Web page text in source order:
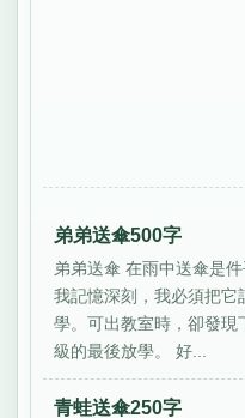
弟弟送傘500字
弟弟送傘 在雨中送傘是
我記憶深刻，我必須把
學。可出教室時，卻發
級的最後放學。 好...
青蛙送傘250字